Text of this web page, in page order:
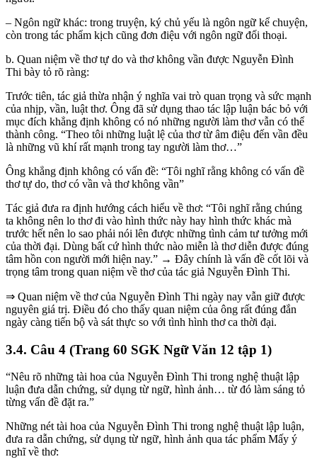
– Ngôn ngữ khác: trong truyện, ký chủ yếu là ngôn ngữ kể chuyện,
còn trong tác phẩm kịch cũng đơn điệu với ngôn ngữ đối thoại.
b. Quan niệm về thơ tự do và thơ không vần được Nguyễn Đình
Thi bày tỏ rõ ràng:
Trước tiên, tác giả thừa nhận ý nghĩa vai trò quan trọng và sức mạnh
của nhịp, vần, luật thơ. Ông đã sử dụng thao tác lập luận bác bỏ với
mục đích khẳng định không có nó những người làm thơ vẫn có thể
thành công. “Theo tôi những luật lệ của thơ từ âm điệu đến vần đều
là những vũ khí rất mạnh trong tay người làm thơ…”
Ông khẳng định không có vấn đề: “Tôi nghĩ rằng không có vấn đề
thơ tự do, thơ có vần và thơ không vần”
Tác giả đưa ra định hướng cách hiểu về thơ: “Tôi nghĩ rằng chúng
ta không nên lo thơ đi vào hình thức này hay hình thức khác mà
trước hết nên lo sao phải nói lên được những tình cảm tư tưởng mới
của thời đại. Dùng bất cứ hình thức nào miễn là thơ diễn được đúng
tâm hồn con người mới hiện nay.” → Đây chính là vấn đề cốt lõi và
trọng tâm trong quan niệm về thơ của tác giả Nguyễn Đình Thi.
⇒ Quan niệm về thơ của Nguyễn Đình Thi ngày nay vẫn giữ được
nguyên giá trị. Điều đó cho thấy quan niệm của ông rất đúng đắn
ngày càng tiến bộ và sát thực so với tình hình thơ ca thời đại.
3.4. Câu 4 (Trang 60 SGK Ngữ Văn 12 tập 1)
“Nêu rõ những tài hoa của Nguyễn Đình Thi trong nghệ thuật lập
luận đưa dẫn chứng, sử dụng từ ngữ, hình ảnh… từ đó làm sáng tỏ
từng vấn đề đặt ra.”
Những nét tài hoa của Nguyễn Đình Thi trong nghệ thuật lập luận,
đưa ra dẫn chứng, sử dụng từ ngữ, hình ảnh qua tác phẩm Mấy ý
nghĩ về thơ: